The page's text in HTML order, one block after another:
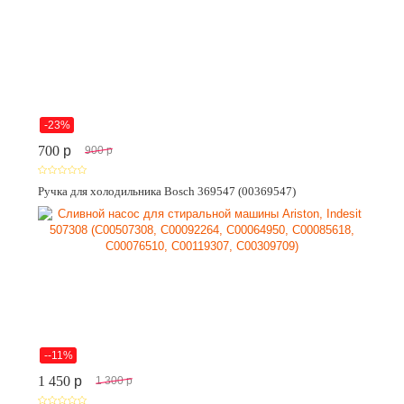
-23%
700 p 900 p
Ручка для холодильника Bosch 369547 (00369547)
--11%
1 450 p 1 300 p